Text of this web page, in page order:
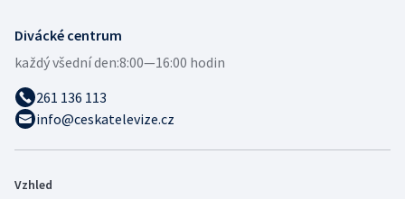
Divácké centrum
každý všední den:8:00—16:00 hodin
261 136 113
info@ceskatelevize.cz
Vzhled